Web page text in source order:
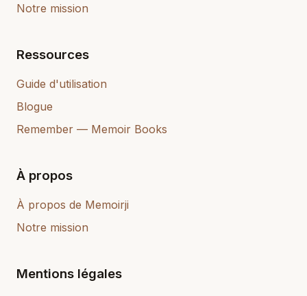
Notre mission
Ressources
Guide d'utilisation
Blogue
Remember — Memoir Books
À propos
À propos de Memoirji
Notre mission
Mentions légales